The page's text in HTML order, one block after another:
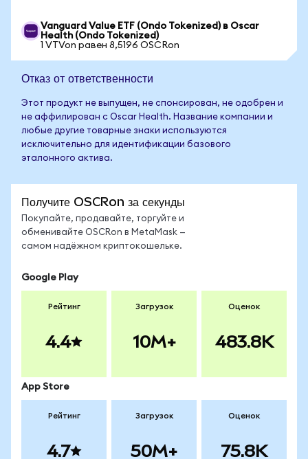
Vanguard Value ETF (Ondo Tokenized) в Oscar
Health (Ondo Tokenized)
1 VTVon равен 8,5196 OSCRon
Отказ от ответственности
Этот продукт не выпущен, не спонсирован, не одобрен и
не аффилирован с Oscar Health. Название компании и
любые другие товарные знаки используются
исключительно для идентификации базового
эталонного актива.
Получите OSCRon за секунды
Покупайте, продавайте, торгуйте и
обменивайте OSCRon в MetaMask —
самом надёжном криптокошельке.
Google Play
Рейтинг
4.4
Загрузок
10M+
Оценок
483.8K
App Store
Рейтинг
4.7
Загрузок
50M+
Оценок
75.8K